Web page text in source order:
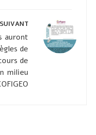
auront
de
de
milieu